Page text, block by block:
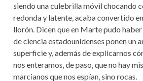
siendo una culebrilla móvil chocando
redonda y latente, acaba convertido
llorón. Dicen que en Marte pudo
de ciencia estadounidenses ponen un
superficie y, además de explicarnos
nos enteramos, de paso, que no hay
marcianos que nos espían, sino rocas.